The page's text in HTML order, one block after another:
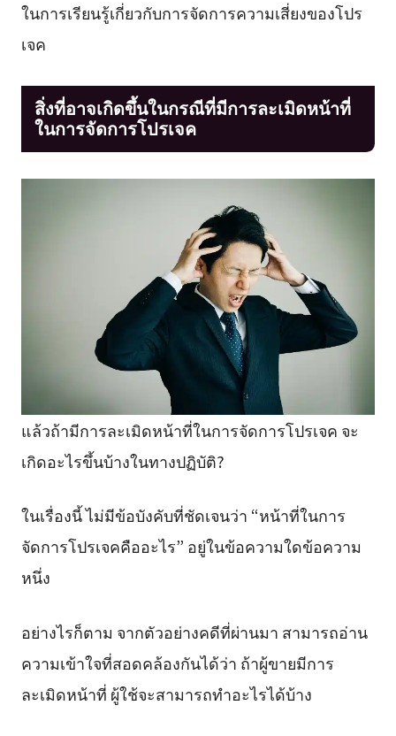
ในการเรียนรู้เกี่ยวกับการจัดการความเสี่ยงของโปร
เจค
สิ่งที่อาจเกิดขึ้นในกรณีที่มีการละเมิดหน้าที่
ในการจัดการโปรเจค
แล้วถ้ามีการละเมิดหน้าที่ในการจัดการโปรเจค จะ
เกิดอะไรขึ้นบ้างในทางปฏิบัติ?
ในเรื่องนี้ ไม่มีข้อบังคับที่ชัดเจนว่า “หน้าที่ในการ
จัดการโปรเจคคืออะไร” อยู่ในข้อความใดข้อความ
หนึ่ง
อย่างไรก็ตาม จากตัวอย่างคดีที่ผ่านมา สามารถอ่าน
ความเข้าใจที่สอดคล้องกันได้ว่า ถ้าผู้ขายมีการ
ละเมิดหน้าที่ ผู้ใช้จะสามารถทำอะไรได้บ้าง